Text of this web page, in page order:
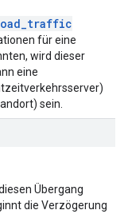
für eine
wird dieser
eine
sein.
Übergang
die Verzögerung